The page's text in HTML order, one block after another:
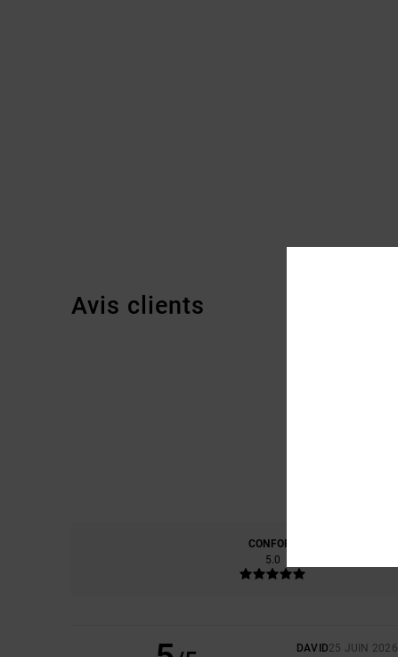
Avis clients
CONFORT
5.0
DAVID25 JUIN 2026